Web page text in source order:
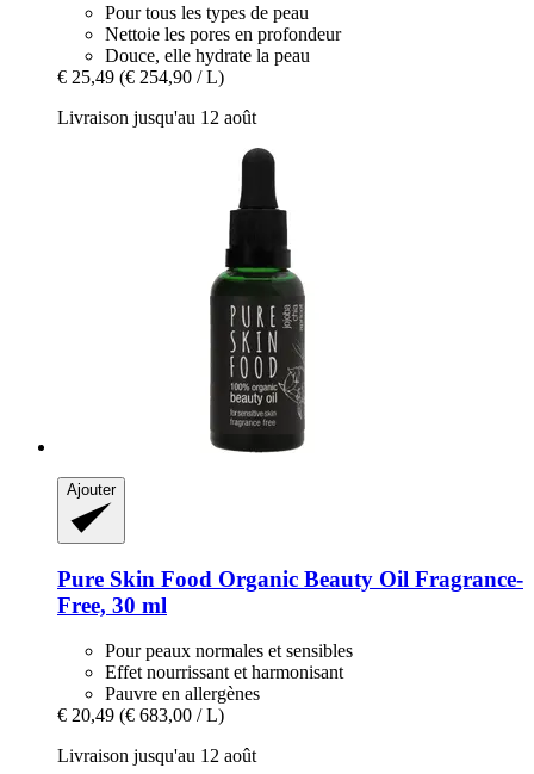
Pour tous les types de peau
Nettoie les pores en profondeur
Douce, elle hydrate la peau
€ 25,49 (€ 254,90 / L)
Livraison jusqu'au 12 août
Ajouter
Pure Skin Food Organic Beauty Oil Fragrance-​
Free, 30 ml
Pour peaux normales et sensibles
Effet nourrissant et harmonisant
Pauvre en allergènes
€ 20,49 (€ 683,00 / L)
Livraison jusqu'au 12 août